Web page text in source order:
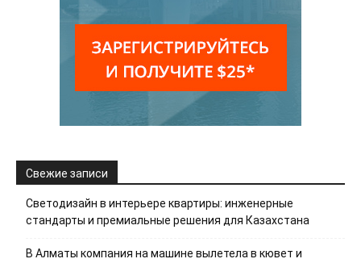
Свежие записи
Светодизайн в интерьере квартиры: инженерные
стандарты и премиальные решения для Казахстана
В Алматы компания на машине вылетела в кювет и